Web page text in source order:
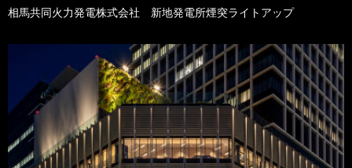
相馬共同火力発電株式会社 新地発電所煙突ライトアップ